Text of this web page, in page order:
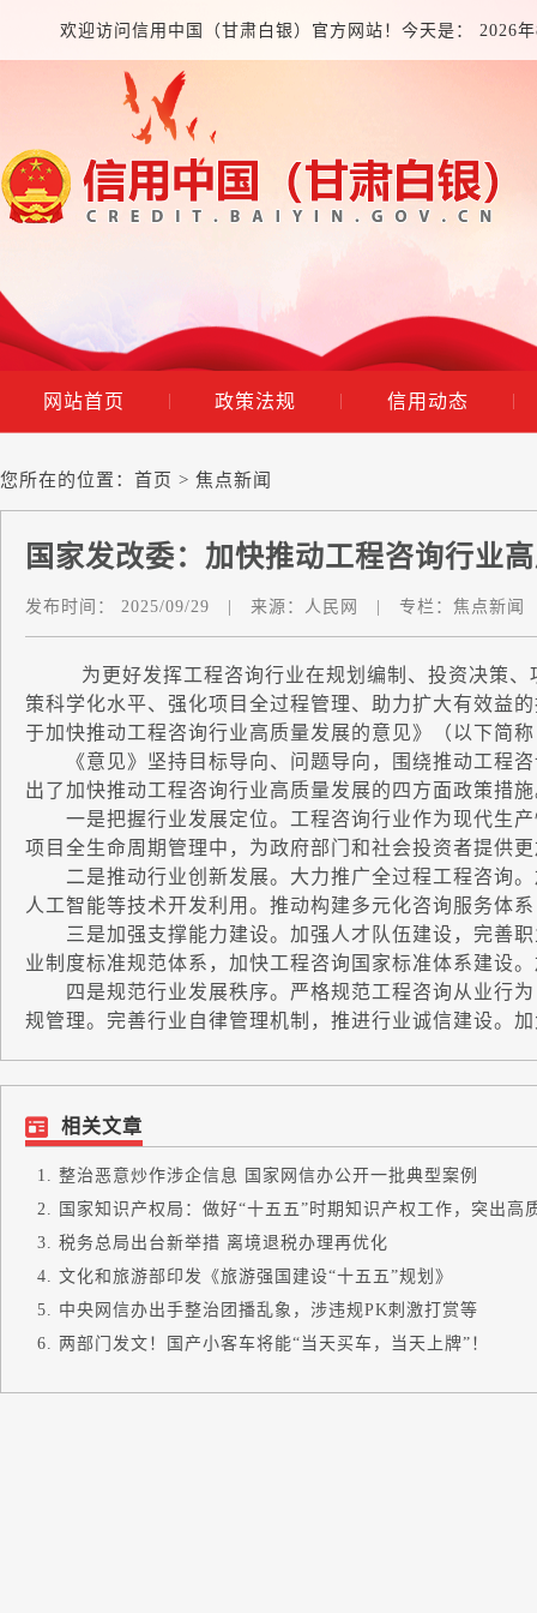
欢迎访问信用中国（甘肃白银）官方网站！今天是： 2026
网站首页 政策法规 信用动态
您所在的位置： 首页 > 焦点新闻
国家发改委：加快推动工程咨询行业
发布时间： 2025/09/29 来源： 人民网 专栏： 焦点新闻
为更好发挥工程咨询行业在规划编制、投资决策、
策科学化水平、强化项目全过程管理、助力扩大有效益
于加快推动工程咨询行业高质量发展的意见》（以下简
《意见》坚持目标导向、问题导向，围绕推动工程咨
出了加快推动工程咨询行业高质量发展的四方面政策措
一是把握行业发展定位。工程咨询行业作为现代生产
项目全生命周期管理中，为政府部门和社会投资者提供
二是推动行业创新发展。大力推广全过程工程咨询。
人工智能等技术开发利用。推动构建多元化咨询服务体
三是加强支撑能力建设。加强人才队伍建设，完善职
业制度标准规范体系，加快工程咨询国家标准体系建设
四是规范行业发展秩序。严格规范工程咨询从业行为
规管理。完善行业自律管理机制，推进行业诚信建设。
相关文章
整治恶意炒作涉企信息 国家网信办公开一批典型案例
国家知识产权局：做好“十五五”时期知识产权工作，突出高
税务总局出台新举措 离境退税办理再优化
文化和旅游部印发《旅游强国建设“十五五”规划》
中央网信办出手整治团播乱象，涉违规PK刺激打赏等
两部门发文！国产小客车将能“当天买车，当天上牌”！